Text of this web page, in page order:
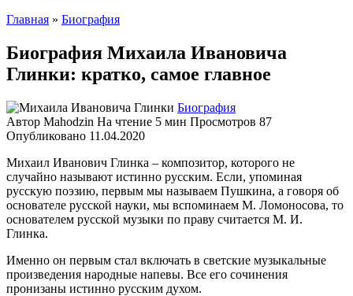
Главная » Биография
Биография Михаила Ивановича
Глинки: кратко, самое главное
Биография
Автор Mahodzin На чтение 5 мин Просмотров 87
Опубликовано 11.04.2020
Михаил Иванович Глинка – композитор, которого не
случайно называют истинно русским. Если, упоминая
русскую поэзию, первым мы называем Пушкина, а говоря об
основателе русской науки, мы вспоминаем М. Ломоносова, то
основателем русской музыки по праву считается М. И.
Глинка.
Именно он первым стал включать в светские музыкальные
произведения народные напевы. Все его сочинения
пронизаны истинно русским духом.